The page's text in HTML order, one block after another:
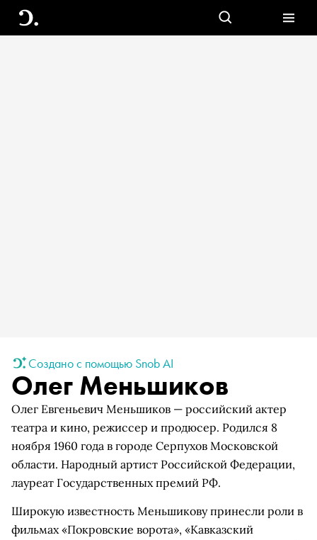
Создано с помощью Snob AI
Олег Меньшиков
Олег Евгеньевич Меньшиков — российский актер
театра и кино, режиссер и продюсер. Родился 8
ноября 1960 года в городе Серпухов Московской
области. Народный артист Российской Федерации,
лауреат Государственных премий РФ.
Широкую известность Меньшикову принесли роли в
фильмах «Покровские ворота», «Кавказский